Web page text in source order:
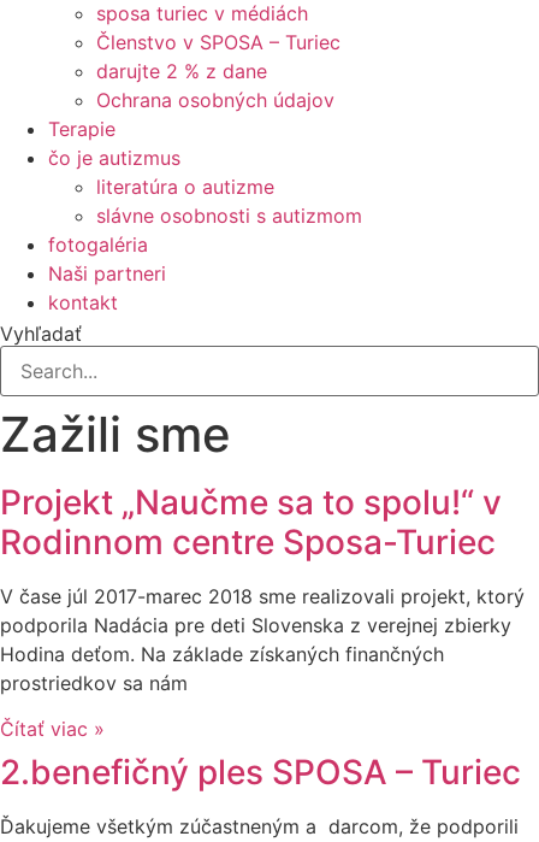
sposa turiec v médiách
Členstvo v SPOSA – Turiec
darujte 2 % z dane​
Ochrana osobných údajov
Terapie
čo je autizmus
literatúra o autizme
slávne osobnosti s autizmom
fotogaléria
Naši partneri
kontakt
Vyhľadať
Zažili sme
Projekt „Naučme sa to spolu!“ v
Rodinnom centre Sposa-Turiec
V čase júl 2017-marec 2018 sme realizovali projekt, ktorý
podporila Nadácia pre deti Slovenska z verejnej zbierky
Hodina deťom. Na základe získaných finančných
prostriedkov sa nám
Čítať viac »
2.benefičný ples SPOSA – Turiec
Ďakujeme všetkým zúčastneným a darcom, že podporili